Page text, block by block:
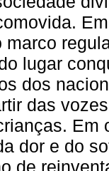
marco
lugar
dos
das
Em
dor e do
de